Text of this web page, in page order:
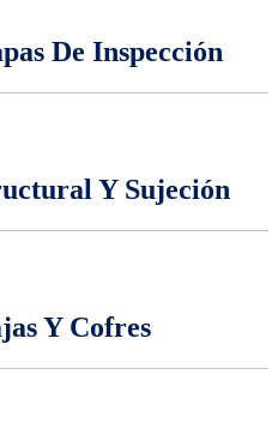
De Inspección
Y Sujeción
Y Cofres